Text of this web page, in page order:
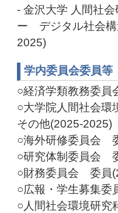
- 金沢大学 人間社
ー デジタル社会
2025)
学内委員会委員等
○経済学類教務委
○大学院人間社会
その他(2025-2025)
○海外研修委員会
○研究体制委員会
○財務委員会 委員
○広報・学生募集
○人間社会環境研